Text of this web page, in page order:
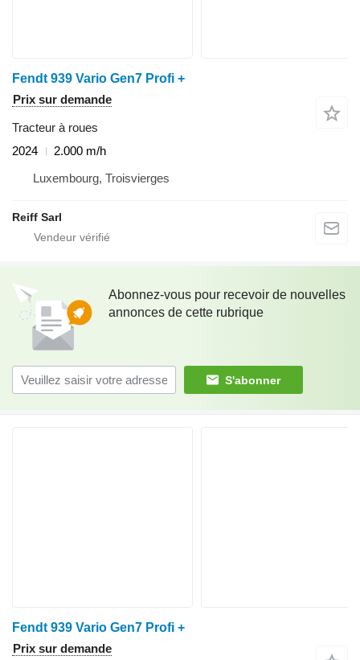
Fendt 939 Vario Gen7 Profi +
Prix sur demande
Tracteur à roues
2024
2.000 m/h
Luxembourg, Troisvierges
Reiff Sarl
Abonnez-vous pour recevoir de nouvelles
annonces de cette rubrique
S'abonner
Fendt 939 Vario Gen7 Profi +
Prix sur demande